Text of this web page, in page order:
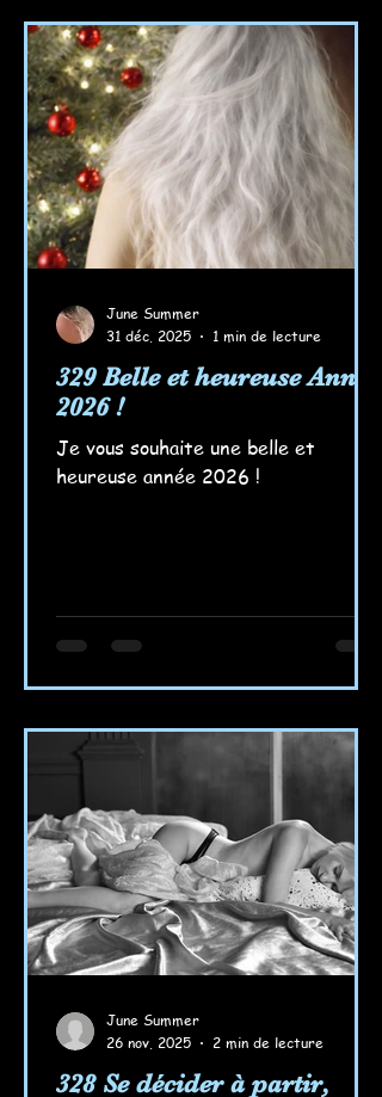
329 Belle et heureuse Année
2026 !
Je vous souhaite une belle et
heureuse année 2026 !
June Summer
31 déc. 2025
1 min de lecture
328 Se décider à partir,
June Summer
26 nov. 2025
2 min de lecture